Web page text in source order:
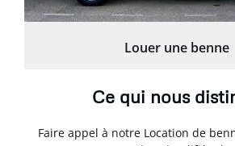
Louer une benne
Ce qui nous
Faire appel à notre Location de